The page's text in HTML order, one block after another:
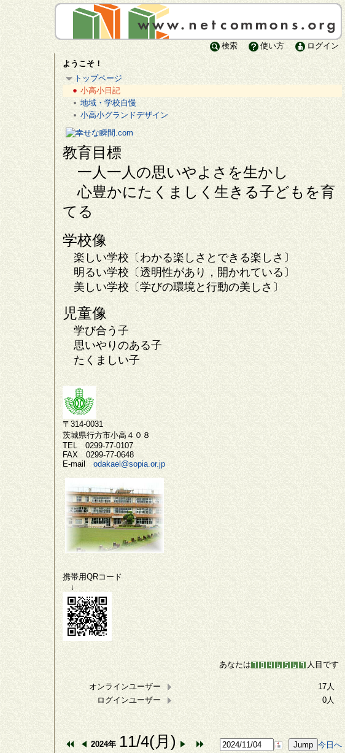
検索 使い方 ログイン
ようこそ！
トップページ
小高小日記
地域・学校自慢
小高小グランドデザイン
教育目標
一人一人の思いやよさを生かし
心豊かにたくましく生きる子どもを育
てる
学校像
楽しい学校〔わかる楽しさとできる楽しさ〕
明るい学校〔透明性があり，開かれている〕
美しい学校〔学びの環境と行動の美しさ〕
児童像
学び合う子
思いやりのある子
たくましい子
〒314-0031
茨城県行方市小高４０８
TEL 0299-77-0107
FAX 0299-77-0648
E-mail odakael@sopia.or.jp
携帯用QRコード
↓
あなたは 人目です
オンラインユーザー
17人
ログインユーザー
0人
2024年 11/4(月)
今日へ